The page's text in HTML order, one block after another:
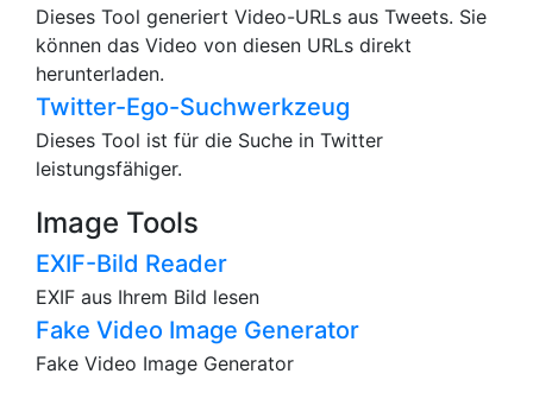
Dieses Tool generiert Video-URLs aus Tweets. Sie
können das Video von diesen URLs direkt
herunterladen.
Twitter-Ego-Suchwerkzeug
Dieses Tool ist für die Suche in Twitter
leistungsfähiger.
Image Tools
EXIF-Bild Reader
EXIF aus Ihrem Bild lesen
Fake Video Image Generator
Fake Video Image Generator